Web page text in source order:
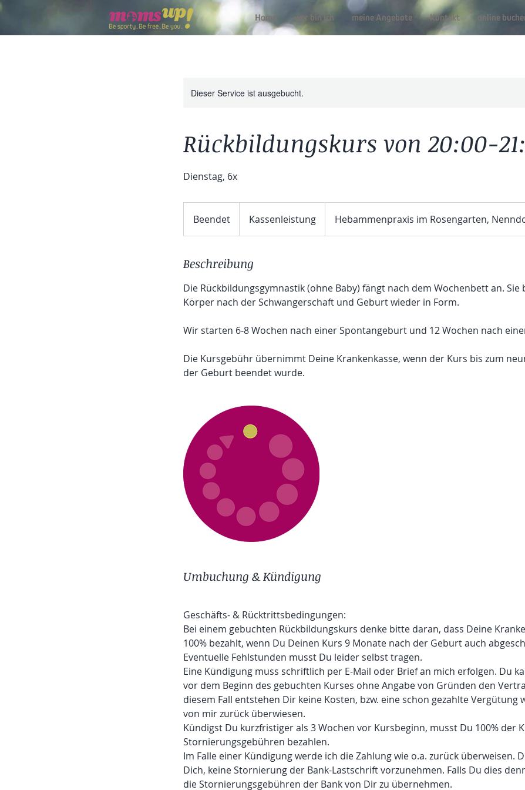
Home wer bin ich meine Angebote Kontakt online
Dieser Service ist ausgebucht.
Rückbildungskurs von 20:00-
Dienstag, 6x
Beendet
e
n
e
t
Kassenleistung Hebammenpraxis im Rosengarten,
Beschreibung
Die Rückbildungsgymnastik (ohne Baby) fängt nach dem Wochenbett an. Sie
Körper nach der Schwangerschaft und Geburt wieder in Form.
Wir starten 6-8 Wochen nach einer Spontangeburt und 12 Wochen nach
Die Kursgebühr übernimmt Deine Krankenkasse, wenn der Kurs bis zum
der Geburt beendet wurde.
Umbuchung & Kündigung
Geschäfts- & Rücktrittsbedingungen:
Bei einem gebuchten Rückbildungskurs denke bitte daran, dass Deine
100% bezahlt, wenn Du Deinen Kurs 9 Monate nach der Geburt auch
Eventuelle Fehlstunden musst Du leider selbst tragen.
Eine Kündigung muss schriftlich per E-Mail oder Brief an mich erfolgen. Du
vor dem Beginn des gebuchten Kurses ohne Angabe von Gründen den
diesem Fall entstehen Dir keine Kosten, bzw. eine schon gezahlte Vergütung
von mir zurück überwiesen.
Kündigst Du kurzfristiger als 3 Wochen vor Kursbeginn, musst Du 100% der
Stornierungsgebühren bezahlen.
Im Falle einer Kündigung werde ich die Zahlung wie o.a. zurück überweisen.
Dich, keine Stornierung der Bank-Lastschrift vorzunehmen. Falls Du dies
die Stornierungsgebühren der Bank von Dir zu übernehmen.